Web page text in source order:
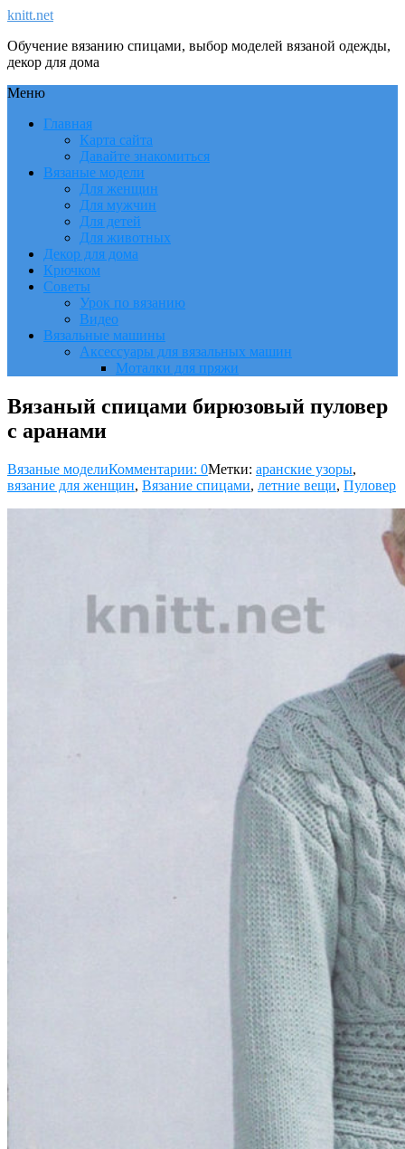
knitt.net
Обучение вязанию спицами, выбор моделей вязаной одежды,
декор для дома
Меню
Главная
Карта сайта
Давайте знакомиться
Вязаные модели
Для женщин
Для мужчин
Для детей
Для животных
Декор для дома
Крючком
Советы
Урок по вязанию
Видео
Вязальные машины
Аксессуары для вязальных машин
Моталки для пряжи
Вязаный спицами бирюзовый пуловер
с аранами
Вязаные моделиКомментарии: 0Метки: аранские узоры,
вязание для женщин, Вязание спицами, летние вещи, Пуловер